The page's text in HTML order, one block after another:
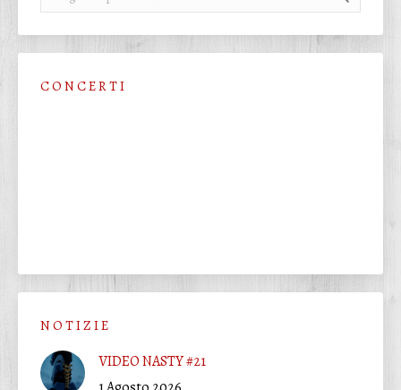
C O N C E R T I
N O T I Z I E
VIDEO NASTY #21